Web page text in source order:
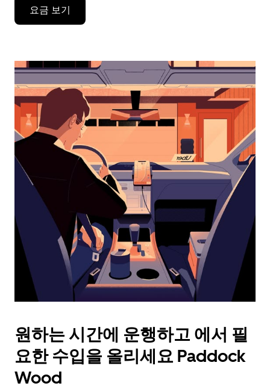
작
면
아
래
화
살
표
러
날
짜
캘
린
더
를
닫
요금 보기
원하는 시간에 운행하고 에서 필
요한 수입을 올리세요 Paddock
Wood